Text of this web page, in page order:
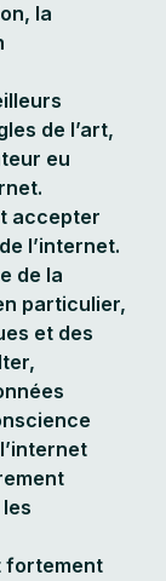
la
de l’art,
eu
accepter
l’internet.
de la
particulier,
et des
fortement